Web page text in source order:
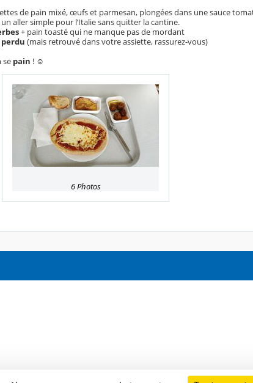
de pain mixé, œufs et parmesan, plongées dans une sauce
aller simple pour l’Italie sans quitter la cantine.
+ pain toasté qui ne manque pas de mordant
(mais retrouvé dans votre assiette, rassurez-vous)
se pain ! ☺
6 Photos